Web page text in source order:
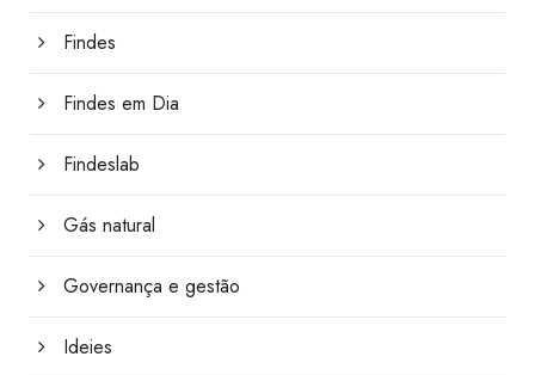
Findes
Findes em Dia
Findeslab
Gás natural
Governança e gestão
Ideies